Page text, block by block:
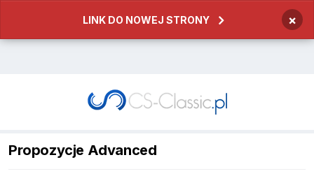
LINK DO NOWEJ STRONY ×
Propozycje Advanced